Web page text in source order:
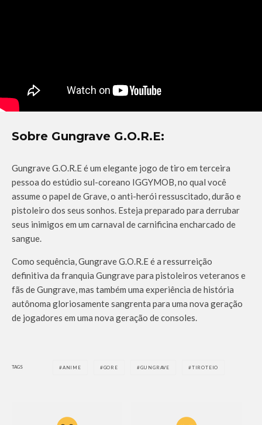
Sobre Gungrave G.O.R.E:
Gungrave G.O.R.E é um elegante jogo de tiro em terceira
pessoa do estúdio sul-coreano IGGYMOB, no qual você
assume o papel de Grave, o anti-herói ressuscitado, durão e
pistoleiro dos seus sonhos. Esteja preparado para derrubar
seus inimigos em um carnaval de carnificina encharcado de
sangue.
Como sequência, Gungrave G.O.R.E é a ressurreição
definitiva da franquia Gungrave para pistoleiros veteranos e
fãs de Gungrave, mas também uma experiência de história
autônoma gloriosamente sangrenta para uma nova geração
de jogadores em uma nova geração de consoles.
TAGS ANIME GORE GUNGRAVE TIROTEIO